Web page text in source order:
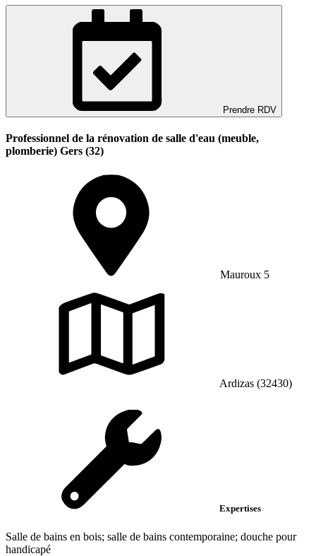
Prendre RDV
Professionnel de la rénovation de salle d'eau (meuble,
plomberie) Gers (32)
Mauroux 5
Ardizas (32430)
Expertises
Salle de bains en bois; salle de bains contemporaine; douche pour
handicapé